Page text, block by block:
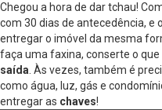
Chegou a hora de dar tchau!
com 30 dias de antecedência, e
entregar o imóvel da mesma
faça uma faxina, conserte o
saída . Às vezes, também é
como água, luz, gás e
entregar as chaves!